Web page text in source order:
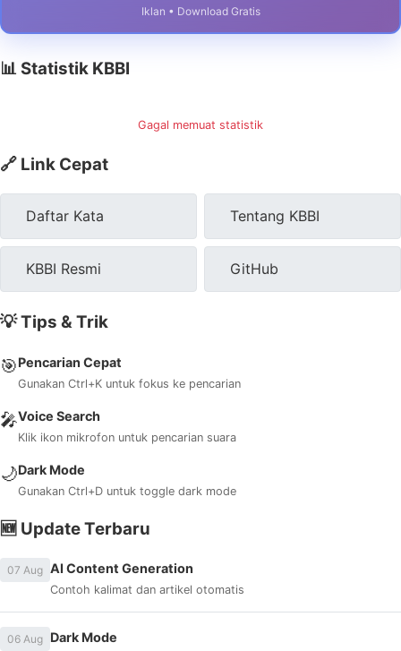
Iklan • Download Gratis
📊 Statistik KBBI
Gagal memuat statistik
🔗 Link Cepat
Daftar Kata Tentang KBBI
KBBI Resmi GitHub
💡 Tips & Trik
🎯Pencarian Cepat
Gunakan Ctrl+K untuk fokus ke pencarian
🎤Voice Search
Klik ikon mikrofon untuk pencarian suara
🌙Dark Mode
Gunakan Ctrl+D untuk toggle dark mode
🆕 Update Terbaru
07 Aug AI Content Generation
Contoh kalimat dan artikel otomatis
06 Aug Dark Mode